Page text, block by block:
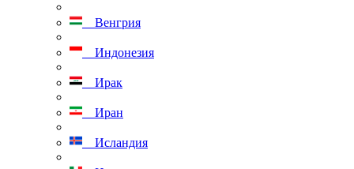
Венгрия
Индонезия
Ирак
Иран
Исландия